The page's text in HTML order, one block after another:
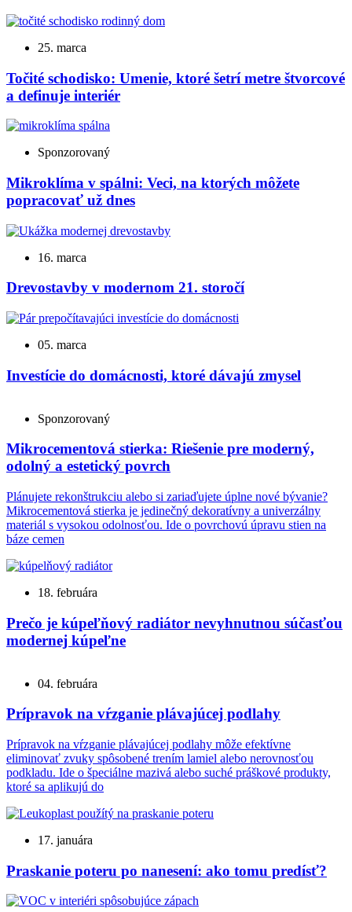
25. marca
Točité schodisko: Umenie, ktoré šetrí metre štvorcové
a definuje interiér
Sponzorovaný
Mikroklíma v spálni: Veci, na ktorých môžete
popracovať už dnes
16. marca
Drevostavby v modernom 21. storočí
05. marca
Investície do domácnosti, ktoré dávajú zmysel
Sponzorovaný
Mikrocementová stierka: Riešenie pre moderný,
odolný a estetický povrch
Plánujete rekonštrukciu alebo si zariaďujete úplne nové bývanie?
Mikrocementová stierka je jedinečný dekoratívny a univerzálny
materiál s vysokou odolnosťou. Ide o povrchovú úpravu stien na
báze cemen
18. februára
Prečo je kúpeľňový radiátor nevyhnutnou súčasťou
modernej kúpeľne
04. februára
Prípravok na vŕzganie plávajúcej podlahy
Prípravok na vŕzganie plávajúcej podlahy môže efektívne
eliminovať zvuky spôsobené trením lamiel alebo nerovnosťou
podkladu. Ide o špeciálne mazivá alebo suché práškové produkty,
ktoré sa aplikujú do
17. januára
Praskanie poteru po nanesení: ako tomu predísť?